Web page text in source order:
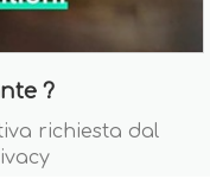
?
richiesta dal